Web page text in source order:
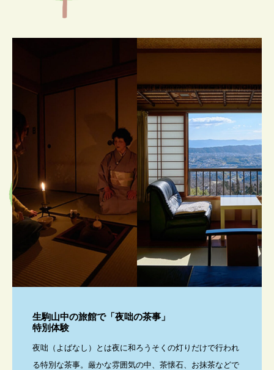
生駒山中の旅館で「夜咄の茶事」
特別体験
夜咄（よばなし）とは夜に和ろうそくの灯りだけで行われ
る特別な茶事。厳かな雰囲気の中、茶懐石、お抹茶などで